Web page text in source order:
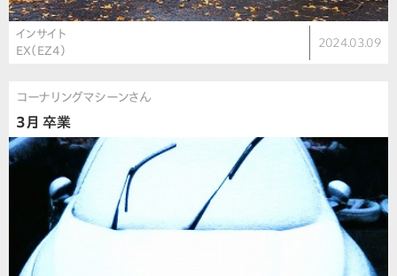
インサイト
EX（EZ4）
2024.03.09
コーナリングマシーンさん
3月 卒業